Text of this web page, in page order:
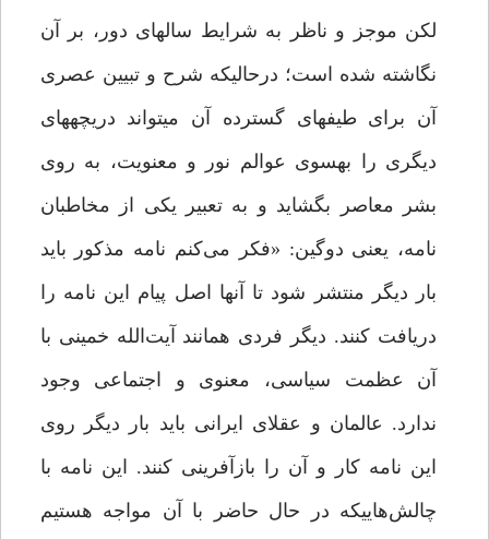
لکن موجز و ناظر به شرایط سال­های دور، بر آن
نگاشته شده است؛ درحالی­که شرح و تبیین عصری
آن برای طیف­های گسترده آن می­تواند دریچه­های
دیگری را به­سوی عوالم نور و معنویت، به روی
بشر معاصر بگشاید و به تعبیر یکی از مخاطبان
نامه، یعنی دوگین: «فکر می‌کنم نامه مذکور باید
بار دیگر منتشر شود تا آنها اصل پیام این نامه را
دریافت کنند. دیگر فردی همانند آیت‌الله خمینی با
آن عظمت سیاسی، معنوی و اجتماعی وجود
ندارد. عالمان و عقلای ایرانی باید بار دیگر روی
این نامه کار و آن را بازآفرینی کنند. این نامه با
چالش‌هایی­که در حال حاضر با آن مواجه هستیم